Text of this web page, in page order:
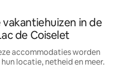
in de
de Coiselet
accommodaties worden
locatie, netheid en meer.